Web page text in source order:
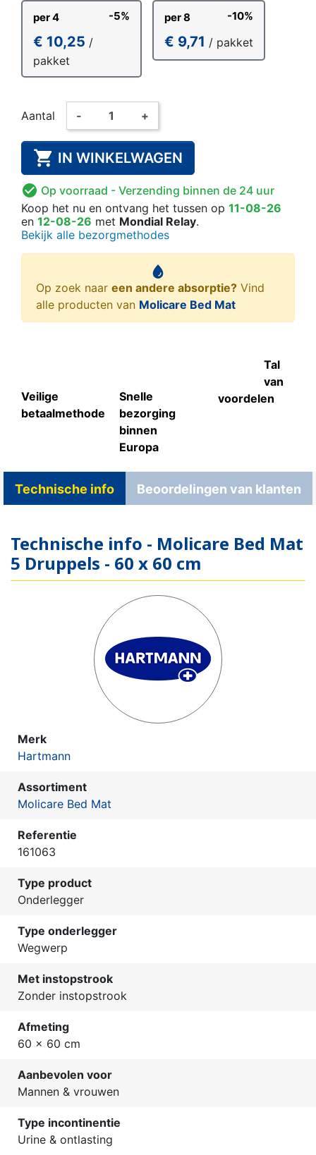
per 4 -5%
€ 10,25 /
pakket
per 8 -10%
€ 9,71 / pakket
Aantal - +
 IN WINKELWAGEN
 Op voorraad - Verzending binnen de 24 uur
Koop het nu en ontvang het tussen op 11-08-26
en 12-08-26 met Mondial Relay.
Bekijk alle bezorgmethodes
Op zoek naar een andere absorptie? Vind
alle producten van Molicare Bed Mat
Veilige
betaalmethode
Snelle
bezorging
binnen
Europa
Tal
van
voordelen
Technische info Beoordelingen van klanten
Technische info - Molicare Bed Mat
5 Druppels - 60 x 60 cm
Merk
Hartmann
Assortiment
Molicare Bed Mat
Referentie
161063
Type product
Onderlegger
Type onderlegger
Wegwerp
Met instopstrook
Zonder instopstrook
Afmeting
60 x 60 cm
Aanbevolen voor
Mannen & vrouwen
Type incontinentie
Urine & ontlasting